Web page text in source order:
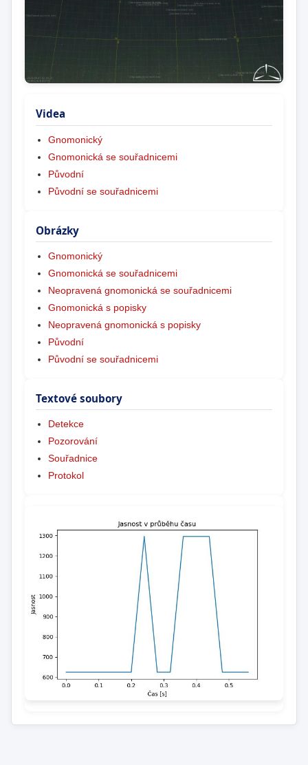
Videa
Gnomonický
Gnomonická se souřadnicemi
Původní
Původní se souřadnicemi
Obrázky
Gnomonický
Gnomonická se souřadnicemi
Neopravená gnomonická se souřadnicemi
Gnomonická s popisky
Neopravená gnomonická s popisky
Původní
Původní se souřadnicemi
Textové soubory
Detekce
Pozorování
Souřadnice
Protokol